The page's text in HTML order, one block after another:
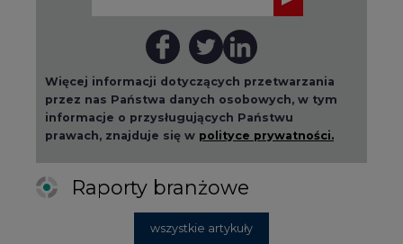
Więcej informacji dotyczących przetwarzania
informacje o przysługujących Państwu
prawach, znajduje się w polityce prywatności.
Raporty branżowe